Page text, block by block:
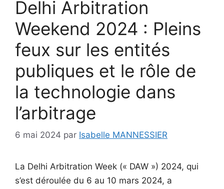
Delhi Arbitration
Weekend 2024 : Pleins
feux sur les entités
publiques et le rôle de
la technologie dans
l’arbitrage
6 mai 2024 par Isabelle MANNESSIER
La Delhi Arbitration Week (« DAW ») 2024, qui
s’est déroulée du 6 au 10 mars 2024, a